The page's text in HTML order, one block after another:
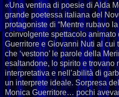
«Una ventina di poesie di Alda
grande poetessa italiana del
protagoniste di “Mentre rubavo
coinvolgente spettacolo
Guerritore e Giovanni Nuti al cui
che ‘vestono’ le parole della
esaltandone, lo spirito e trovano
interpretativa e nell’abilità di
un interprete ideale. Sorpresa
Monica Guerritore… pochi